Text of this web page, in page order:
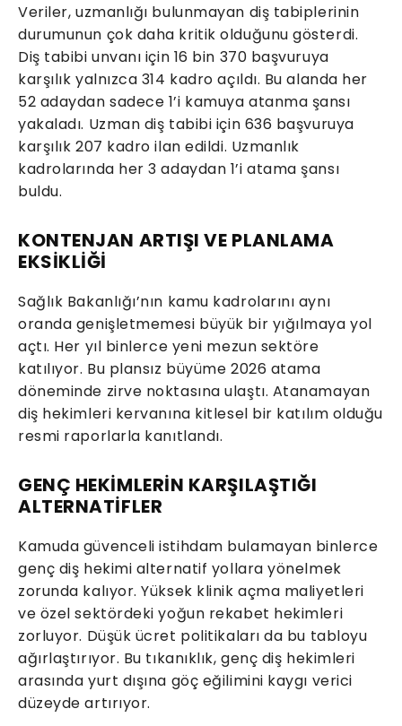
Veriler, uzmanlığı bulunmayan diş tabiplerinin
durumunun çok daha kritik olduğunu gösterdi.
Diş tabibi unvanı için 16 bin 370 başvuruya
karşılık yalnızca 314 kadro açıldı. Bu alanda her
52 adaydan sadece 1’i kamuya atanma şansı
yakaladı. Uzman diş tabibi için 636 başvuruya
karşılık 207 kadro ilan edildi. Uzmanlık
kadrolarında her 3 adaydan 1’i atama şansı
buldu.
KONTENJAN ARTIŞI VE PLANLAMA
EKSİKLİĞİ
Sağlık Bakanlığı’nın kamu kadrolarını aynı
oranda genişletmemesi büyük bir yığılmaya yol
açtı. Her yıl binlerce yeni mezun sektöre
katılıyor. Bu plansız büyüme 2026 atama
döneminde zirve noktasına ulaştı. Atanamayan
diş hekimleri kervanına kitlesel bir katılım olduğu
resmi raporlarla kanıtlandı.
GENÇ HEKİMLERİN KARŞILAŞTIĞI
ALTERNATİFLER
Kamuda güvenceli istihdam bulamayan binlerce
genç diş hekimi alternatif yollara yönelmek
zorunda kalıyor. Yüksek klinik açma maliyetleri
ve özel sektördeki yoğun rekabet hekimleri
zorluyor. Düşük ücret politikaları da bu tabloyu
ağırlaştırıyor. Bu tıkanıklık, genç diş hekimleri
arasında yurt dışına göç eğilimini kaygı verici
düzeyde artırıyor.